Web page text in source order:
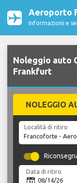
Aeroporto
Informazioni e
Noleggio auto
Frankfurt
NOLEGGIO
Località di ritiro
Data di ritiro